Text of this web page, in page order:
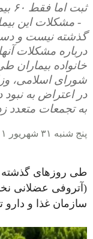
ثبت اما فقط ۶۰ بیمار دارو دریافت خواهند کرد.
- مشکلات این
گذشته نیست و
درباره مشکلات
خانواده بیماران
شورای اسلامی،
در اعتراض به نبود
به تجمعات متعدد
پنج شنبه ۳۱ شهریور ۱۴۰۱ برابر با ۲۲ سپتامبر ۲۰۲۲
طی روزهای گذشته
(آتروفی عضلانی
سازمان غذا و دارو